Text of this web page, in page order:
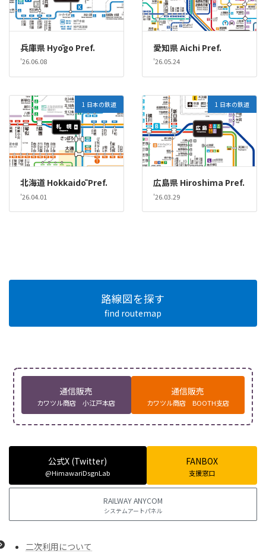
兵庫県 Hyōgo Pref.
'26.06.08
愛知県 Aichi Pref.
'26.05.24
1 日本の鉄道
北海道 Hokkaidō Pref.
'26.04.01
1 日本の鉄道
広島県 Hiroshima Pref.
'26.03.29
路線図を探す
find routemap
通信販売
カワツル商店 小江戸本店
通信販売
カワツル商店 BOOTH支店
公式X (Twitter)
@HimawariDsgnLab
FANBOX
支援窓口
RAILWAY ANYCOM
システムアートパネル
二次利用について